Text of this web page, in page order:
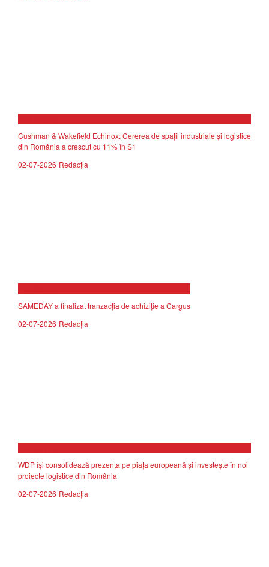
Cushman & Wakefield Echinox: Cererea de spații industriale și logistice
din România a crescut cu 11% în S1
02-07-2026 Redacția
SAMEDAY a finalizat tranzacția de achiziție a Cargus
02-07-2026 Redacția
WDP își consolidează prezența pe piața europeană și investește în noi
proiecte logistice din România
02-07-2026 Redacția